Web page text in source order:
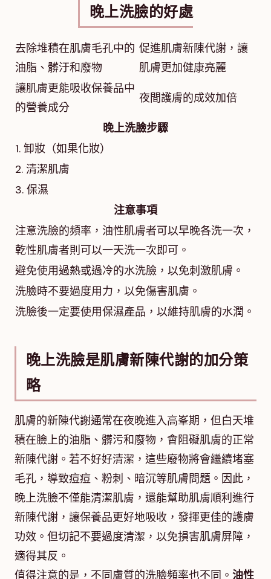
晚上洗臉的好處
去除堆積在肌膚毛孔中的
油脂、髒汙和廢物
促進肌膚新陳代謝，讓
肌膚更加健康亮麗
讓肌膚更能吸收保養品中
的營養成分
夜間護膚的成效加倍
晚上洗臉步驟
1. 卸妝（如果化妝）
2. 清潔肌膚
3. 保濕
注意事項
注意洗臉的頻率，油性肌膚者可以早晚各洗一次，
乾性肌膚者則可以一天洗一次即可。
避免使用過熱或過冷的水洗臉，以免刺激肌膚。
洗臉時不要過度用力，以免傷害肌膚。
洗臉後一定要使用保濕產品，以維持肌膚的水潤。
晚上洗臉是肌膚新陳代謝的加分策
略
肌膚的新陳代謝通常在夜晚進入高峯期，但白天堆
積在臉上的油脂、髒污和廢物，會阻礙肌膚的正常
新陳代謝。若不好好清潔，這些廢物將會繼續堵塞
毛孔，導致痘痘、粉刺、暗沉等肌膚問題。因此，
晚上洗臉不僅能清潔肌膚，還能幫助肌膚順利進行
新陳代謝，讓保養品更好地吸收，發揮更佳的護膚
功效。但切記不要過度清潔，以免損害肌膚屏障，
適得其反。
值得注意的是，不同膚質的洗臉頻率也不同。 油性